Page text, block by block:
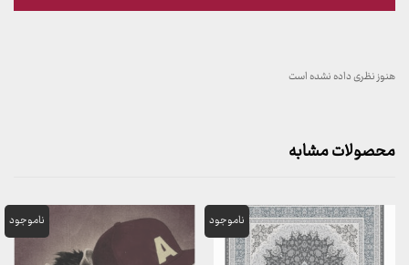
هنوز نظری داده نشده است
محصولات مشابه